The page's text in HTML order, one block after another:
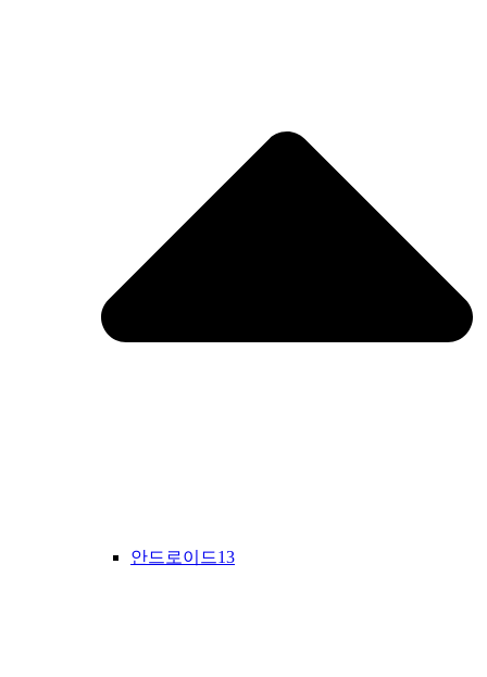
안드로이드13